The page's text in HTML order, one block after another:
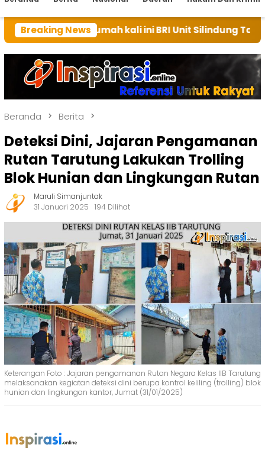
Breaking News
kali ini BRI Unit Silindung Tarutung Ingatkan
Beranda Berita
Deteksi Dini, Jajaran Pengamanan
Rutan Tarutung Lakukan Trolling
Blok Hunian dan Lingkungan Rutan
Maruli Simanjuntak
31 Januari 2025
194 Dilihat
Keterangan Foto : Jajaran pengamanan Rutan Negara Kelas IIB Tarutung
melaksanakan kegiatan deteksi dini berupa kontrol keliling (trolling) blok
hunian dan lingkungan kantor, Jumat (31/01/2025)